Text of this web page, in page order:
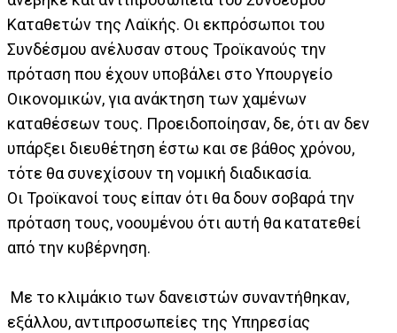
Καταθετών της Λαϊκής. Οι εκπρόσωποι του
Συνδέσμου ανέλυσαν στους Τροϊκανούς την
πρόταση που έχουν υποβάλει στο Υπουργείο
Οικονομικών, για ανάκτηση των χαμένων
καταθέσεων τους. Προειδοποίησαν, δε, ότι αν δεν
υπάρξει διευθέτηση έστω και σε βάθος χρόνου,
τότε θα συνεχίσουν τη νομική διαδικασία.
Οι Τροϊκανοί τους είπαν ότι θα δουν σοβαρά την
πρόταση τους, νοουμένου ότι αυτή θα κατατεθεί
από την κυβέρνηση.
Με το κλιμάκιο των δανειστών συναντήθηκαν,
εξάλλου, αντιπροσωπείες της Υπηρεσίας